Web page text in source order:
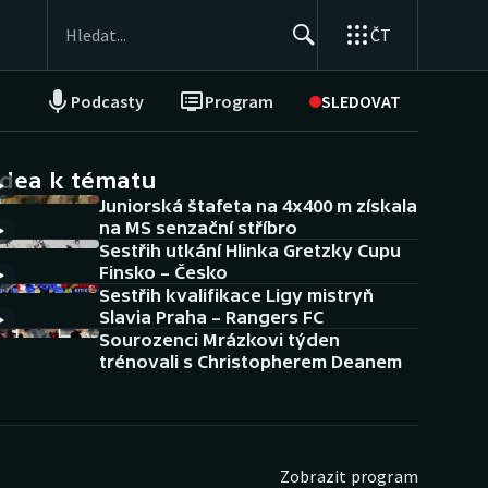
ČT
Podcasty Program SLEDOVAT
NEPŘEHLÉDNĚTE
Historické návraty
Aplikace ČT sport
AZ kvíz
k tématu
Juniorská štafeta na 4x400 m získala
na MS senzační stříbro
Sestřih utkání Hlinka Gretzky Cupu
Finsko – Česko
Sestřih kvalifikace Ligy mistryň
Slavia Praha – Rangers FC
Sourozenci Mrázkovi týden
trénovali s Christopherem Deanem
Zobrazit program